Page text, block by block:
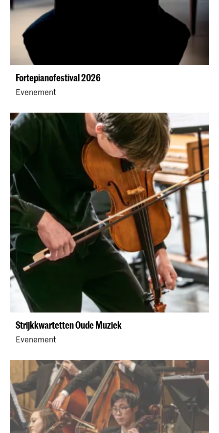
Fortepianofestival 2026
Evenement
Strijkkwartetten Oude Muziek
Evenement